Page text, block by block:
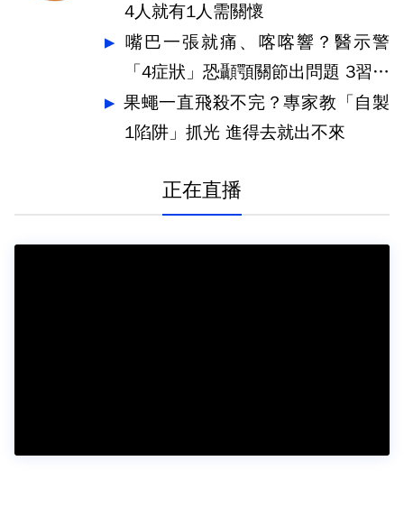
4人就有1人需關懷
嘴巴一張就痛、喀喀響？醫示警
「4症狀」恐顳顎關節出問題 3習慣
快戒
果蠅一直飛殺不完？專家教「自製
1陷阱」抓光 進得去就出不來
正在直播